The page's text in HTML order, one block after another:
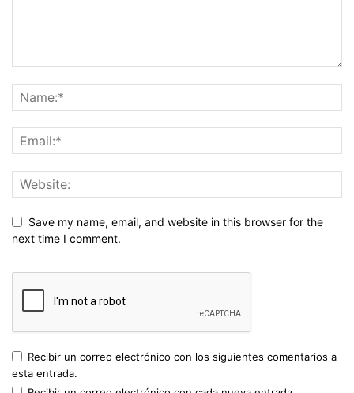
Save my name, email, and website in this browser for the
next time I comment.
Recibir un correo electrónico con los siguientes comentarios a
esta entrada.